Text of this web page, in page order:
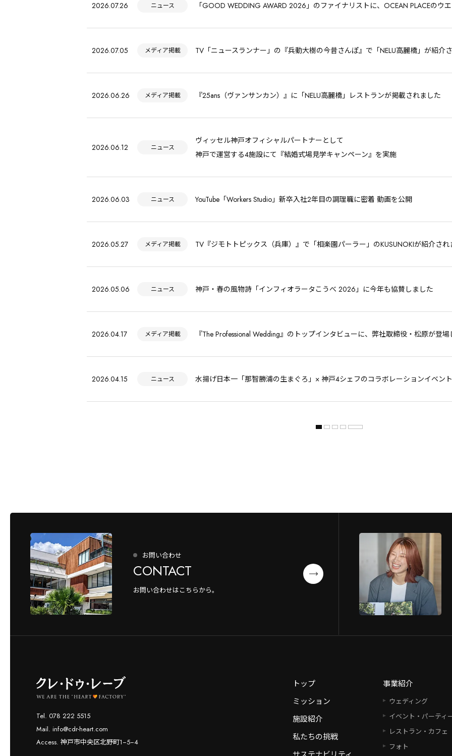
2026.07.26 ニュース 「GOOD WEDDING AWARD 2026」のファイナリストに、OCEAN PLACEのウ
2026.07.05 メディア掲載 TV「ニュースランナー」の『兵動大樹の今昔さんぽ』で「NELU高麗橋」が紹介
2026.06.26 メディア掲載 『25ans（ヴァンサンカン）』に「NELU高麗橋」レストランが掲載されました
2026.06.12 ニュース
ヴィッセル神戸オフィシャルパートナーとして
神戸で運営する4施設にて『結婚式場見学キャンペーン』を実施
2026.06.03 ニュース YouTube「Workers Studio」新卒入社2年目の調理職に密着 動画を公開
2026.05.27 メディア掲載 TV『ジモトトピックス（兵庫）』で「相楽園パーラー」のKUSUNOKIが紹介され
2026.05.06 ニュース 神戸・春の風物詩「インフィオラータこうべ 2026」に今年も協賛しました
2026.04.17 メディア掲載 『The Professional Wedding』のトップインタビューに、弊社取締役・松原が登
2026.04.15 ニュース 水揚げ日本一「那智勝浦の生まぐろ」× 神戸4シェフのコラボレーションイベン
お問い合わせ
CONTACT
お問い合わせはこちらから。
Tel. 078 222 5515
Mail. info@cdr-heart.com
Access. 神戸市中央区北野町1−5−4
トップ
ミッション
施設紹介
私たちの挑戦
事業紹介
ウェディング
イベント・パーティ
レストラン・カフェ
フォト